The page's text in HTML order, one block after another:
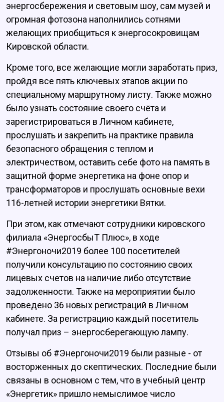
энергосбережения и световым шоу, сам музей и
огромная фотозона наполнились сотнями
желающих приобщиться к энергосокровищам
Кировской области.
Кроме того, все желающие могли заработать приз,
пройдя все пять ключевых этапов акции по
специальному маршрутному листу. Также можно
было узнать состояние своего счёта и
зарегистрироваться в Личном кабинете,
прослушать и закрепить на практике правила
безопасного обращения с теплом и
электричеством, оставить себе фото на память в
защитной форме энергетика на фоне опор и
трансформаторов и прослушать основные вехи
116-летней истории энергетики Вятки.
При этом, как отмечают сотрудники кировского
филиала «ЭнергосбыТ Плюс», в ходе
#Энергоночи2019 более 100 посетителей
получили консультацию по состоянию своих
лицевых счетов на наличие либо отсутствие
задолженности. Также на мероприятии было
проведено 36 новых регистраций в Личном
кабинете. За регистрацию каждый посетитель
получал приз – энергосберегающую лампу.
Отзывы об #Энергоночи2019 были разные - от
восторженных до скептических. Последние были
связаны в основном с тем, что в учебный центр
«Энергетик» пришло немыслимое число